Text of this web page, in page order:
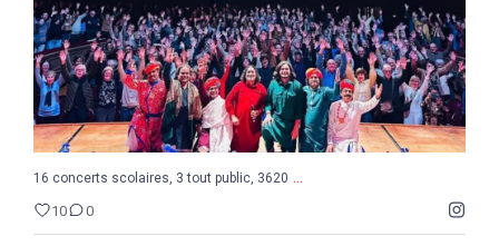
16 concerts scolaires, 3 tout public, 3620 ...
10 0